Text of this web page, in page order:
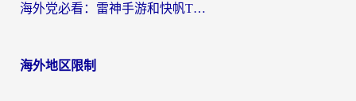
海外党必看：雷神手游和快帆TV版好用吗？3步选对回国加速器不踩坑
海外地区限制